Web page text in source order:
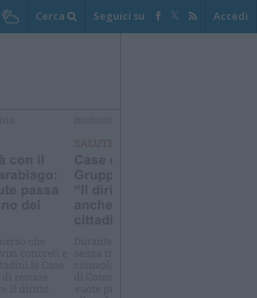
Cerca Seguici su Accedi